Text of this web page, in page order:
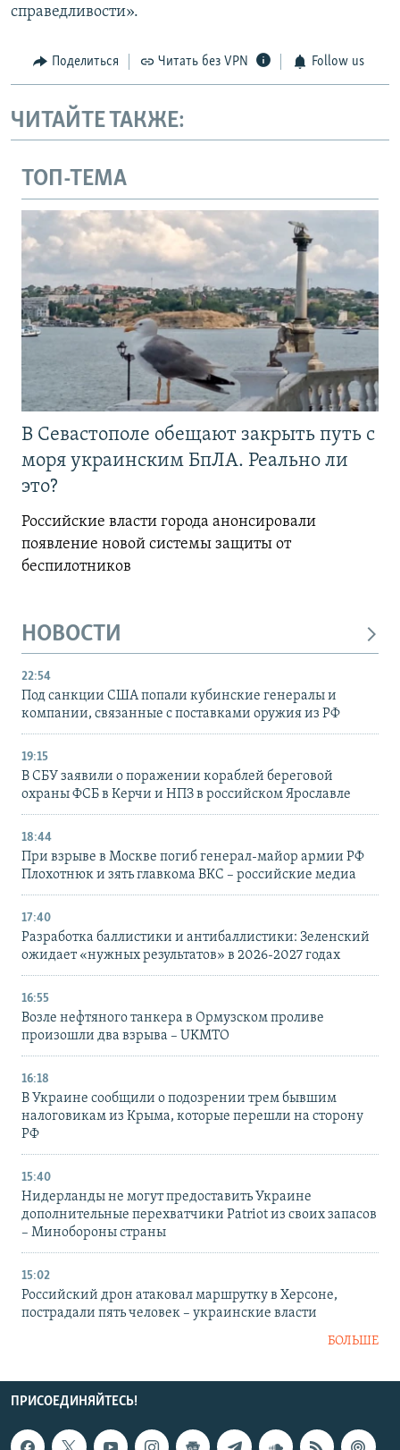
справедливости».
Поделиться Читать без VPN Follow us
ЧИТАЙТЕ ТАКЖЕ:
ТОП-ТЕМА
В Севастополе обещают закрыть путь с
моря украинским БпЛА. Реально ли
это?
Российские власти города анонсировали
появление новой системы защиты от
беспилотников
НОВОСТИ
22:54
Под санкции США попали кубинские генералы и
компании, связанные с поставками оружия из РФ
19:15
В СБУ заявили о поражении кораблей береговой
охраны ФСБ в Керчи и НПЗ в российском Ярославле
18:44
При взрыве в Москве погиб генерал-майор армии РФ
Плохотнюк и зять главкома ВКС – российские медиа
17:40
Разработка баллистики и антибаллистики: Зеленский
ожидает «нужных результатов» в 2026-2027 годах
16:55
Возле нефтяного танкера в Ормузском проливе
произошли два взрыва – UKMTO
16:18
В Украине сообщили о подозрении трем бывшим
налоговикам из Крыма, которые перешли на сторону
РФ
15:40
Нидерланды не могут предоставить Украине
дополнительные перехватчики Patriot из своих запасов
– Минобороны страны
15:02
Российский дрон атаковал маршрутку в Херсоне,
пострадали пять человек – украинские власти
БОЛЬШЕ
ПРИСОЕДИНЯЙТЕСЬ!